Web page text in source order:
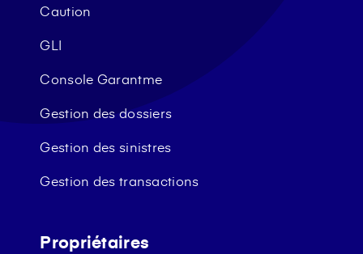
Caution
GLI
Console Garantme
Gestion des dossiers
Gestion des sinistres
Gestion des transactions
Propriétaires